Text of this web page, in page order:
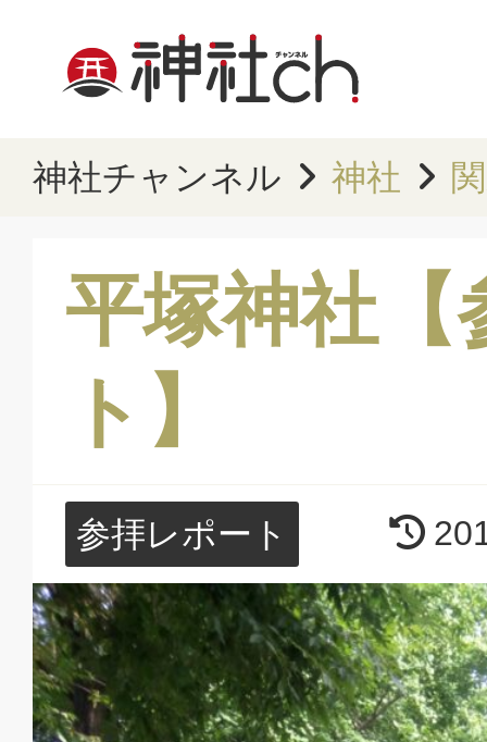
神社チャンネル 神社
平塚神社【
ト】
参拝レポート